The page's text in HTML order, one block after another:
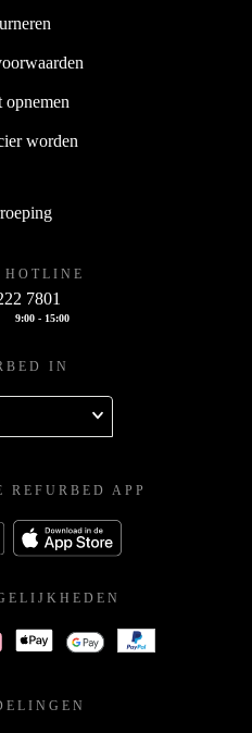
opnemen
worden
HOTLINE
7801
9:00 - 15:00
IN
REFURBED APP